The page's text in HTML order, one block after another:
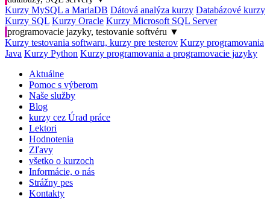
Kurzy MySQL a MariaDB Dátová analýza kurzy Databázové kurzy
Kurzy SQL Kurzy Oracle Kurzy Microsoft SQL Server
programovacie jazyky, testovanie softvéru ▼
Kurzy testovania softwaru, kurzy pre testerov Kurzy programovania
Java Kurzy Python Kurzy programovania a programovacie jazyky
Aktuálne
Pomoc s výberom
Naše služby
Blog
kurzy cez Úrad práce
Lektori
Hodnotenia
Zľavy
všetko o kurzoch
Informácie, o nás
Strážny pes
Kontakty